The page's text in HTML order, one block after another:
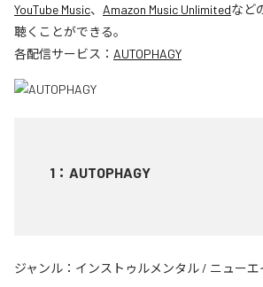
YouTube Music、 Amazon Music Unlimitedなど
聴くことができる。
各配信サービス： AUTOPHAGY
1 ： AUTOPHAGY
ジャンル： インストゥルメンタル / ニューエ